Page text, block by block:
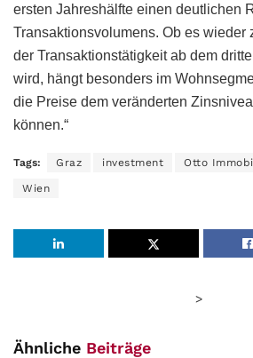
ersten Jahreshälfte einen deutlichen
Transaktionsvolumens. Ob es wieder
der Transaktionstätigkeit ab dem
wird, hängt besonders im
die Preise dem veränderten
können.“
Tags: Graz investment Otto
Wien
>
Ähnliche Beiträge